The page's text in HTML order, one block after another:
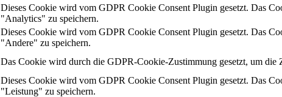
Dieses Cookie wird vom GDPR Cookie Consent Plugin gesetzt. Das
"Analytics" zu speichern.
Dieses Cookie wird vom GDPR Cookie Consent Plugin gesetzt. Das
"Andere" zu speichern.
Das Cookie wird durch die GDPR-Cookie-Zustimmung gesetzt, um
Dieses Cookie wird vom GDPR Cookie Consent Plugin gesetzt. Das
"Leistung" zu speichern.